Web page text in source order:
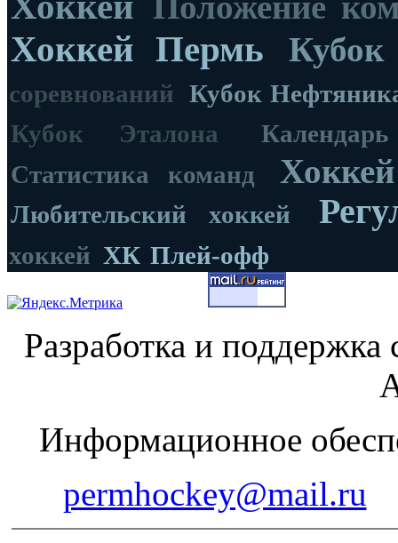
Хоккей Пермь
соревнований Кубок
Кубок Эталона
Статистика команд
Любительский хоккей
хоккей ХК Плей-офф
Разработка и
Информационное
permhockey@mail.ru